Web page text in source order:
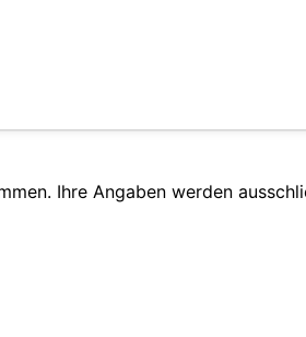
Ihre Angaben werden